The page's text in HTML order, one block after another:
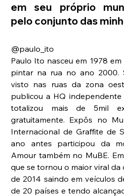
em seu próprio
pelo conjunto das
@paulo_ito
Paulo Ito nasceu em 1978
pintar na rua no ano 2000.
visto nas ruas da zona
publicou a HQ
totalizou mais de 5mil
gratuitamente. Expôs no
Internacional de Graffite de
ano antes participou da
Amour também no MuBE.
que se tornou o maior viral da
de 2014 saindo em veículos
de 20 países e tendo